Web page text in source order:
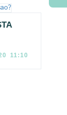
11:10